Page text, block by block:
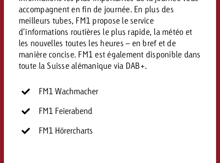
accompagnent en fin de journée. En plus des
meilleurs tubes, FM1 propose le service
d’informations routières le plus rapide, la météo et
les nouvelles toutes les heures – en bref et de
manière concise. FM1 est également disponible dans
toute la Suisse alémanique via DAB+.
FM1 Wachmacher
FM1 Feierabend
FM1 Hörercharts